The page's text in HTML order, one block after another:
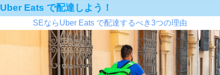
Uber Eats で配達しよう！
SEならUber Eats で配達するべき3つの理由